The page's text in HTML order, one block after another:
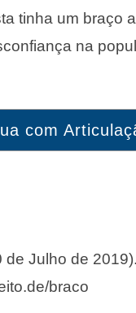
tinha um braço
na
com
de Julho de
braco